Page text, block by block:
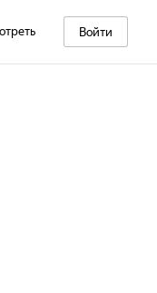
Войти